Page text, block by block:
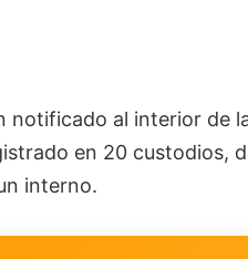
notificado al interior de
en 20 custodios,
interno.